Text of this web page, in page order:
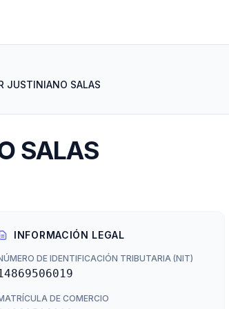
JUSTINIANO SALAS
SALAS
INFORMACIÓN LEGAL
DE IDENTIFICACIÓN TRIBUTARIA (NIT)
DE COMERCIO